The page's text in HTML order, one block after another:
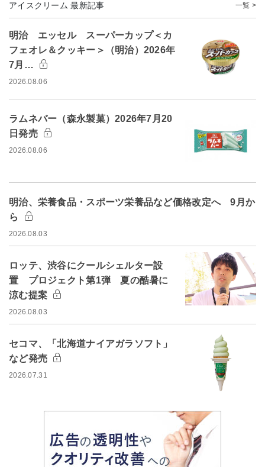
アイスクリーム 最新記事 一覧 >
明治 エッセル スーパーカップ＜カ
フェオレ＆クッキー＞（明治）2026年
7月…
2026.08.06
ラムネバー（森永製菓）2026年7月20
日発売
2026.08.06
明治、栄養食品・スポーツ栄養品など価格改定へ 9月か
ら
2026.08.03
ロッテ、渋谷にクールシェルター設
置 プロジェクト第1弾 夏の酷暑に
涼む提案
2026.08.03
セコマ、「北海道ナイアガラソフト」
など発売
2026.07.31